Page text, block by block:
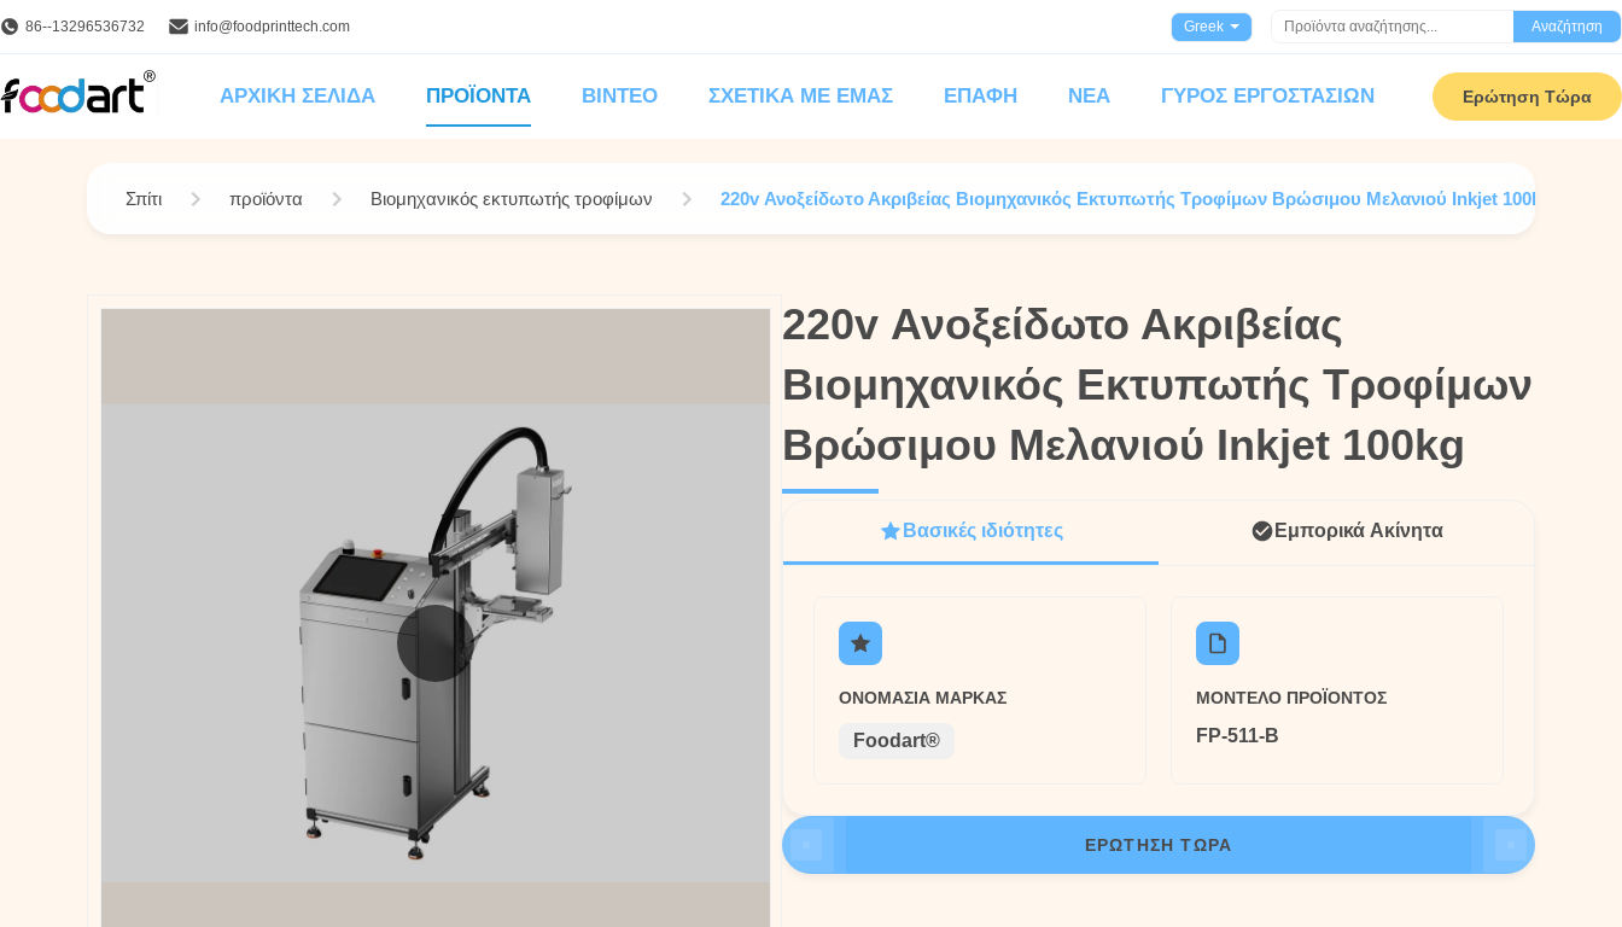
86--13296536732 info@foodprinttech.com Greek Αναζήτηση
ΑΡΧΙΚΉ ΣΕΛΊΔΑ ΠΡΟΪΌΝΤΑ ΒΊΝΤΕΟ ΣΧΕΤΙΚΆ ΜΕ ΕΜΆΣ ΕΠΑΦΉ ΝΈΑ ΓΎΡΟΣ ΕΡΓΟΣΤΑΣΊΩΝ Ερώτηση Τώρα
Σπίτι προϊόντα Βιομηχανικός εκτυπωτής τροφίμων 220v Ανοξείδωτο Ακριβείας Βιομηχανικός Εκτυπωτής Τροφίμων Βρώσιμου Μελανιού Inkjet 100kg
220v Ανοξείδωτο Ακριβείας
Βιομηχανικός Εκτυπωτής Τροφίμων
Βρώσιμου Μελανιού Inkjet 100kg
220v Ανοξείδωτο Ακριβείας
Βιομηχανικός Εκτυπωτής Τροφίμων
Βρώσιμου Μελανιού Inkjet 100kg
Βασικές ιδιότητες Εμπορικά Ακίνητα
ΟΝΟΜΑΣΊΑ ΜΆΡΚΑΣ
Foodart®
ΜΟΝΤΈΛΟ ΠΡΟΪΌΝΤΟΣ
FP-511-B
ΕΡΏΤΗΣΗ ΤΏΡΑ